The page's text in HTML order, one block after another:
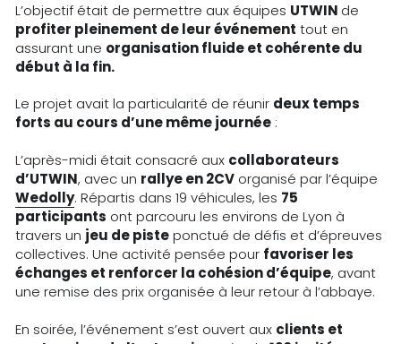
L’objectif était de permettre aux équipes UTWIN
profiter pleinement de leur événement tout en
assurant une organisation fluide et cohérente du
début à la fin.
Le projet avait la particularité de réunir deux temps
forts au cours d’une même journée :
L’après-midi était consacré aux collaborateurs
d’UTWIN, avec un rallye en 2CV
Wedolly. Répartis dans 19 véhicules, les 75
participants ont parcouru les environs de Lyon à
travers un jeu de piste ponctué de défis et d’épreuves
collectives. Une activité pensée pour favoriser les
échanges et renforcer la cohésion d’équipe, avant
une remise des prix organisée à leur retour à l’abbaye.
En soirée, l’événement s’est ouvert aux clients et